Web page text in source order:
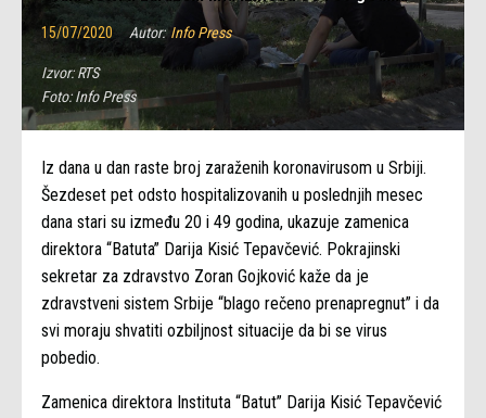
15/07/2020 Autor: Info Press
Izvor:RTS
Foto:Info Press
Iz dana u dan raste broj zaraženih koronavirusom u Srbiji.
Šezdeset pet odsto hospitalizovanih u poslednjih mesec
dana stari su između 20 i 49 godina, ukazuje zamenica
direktora “Batuta” Darija Kisić Tepavčević. Pokrajinski
sekretar za zdravstvo Zoran Gojković kaže da je
zdravstveni sistem Srbije “blago rečeno prenapregnut” i da
svi moraju shvatiti ozbiljnost situacije da bi se virus
pobedio.
Zamenica direktora Instituta “Batut” Darija Kisić Tepavčević